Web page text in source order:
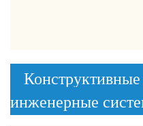
инженерные